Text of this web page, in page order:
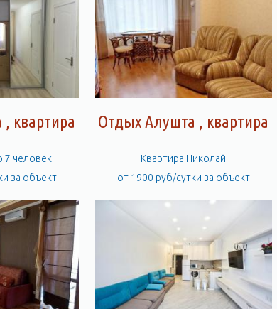
квартира
7 человек
за объект
Отдых Алушта , квартира
Квартира Николай
от 1900 руб/сутки за объект